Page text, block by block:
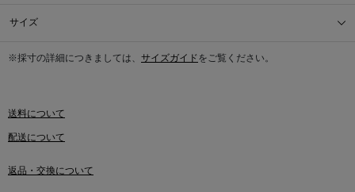
サイズ
※採寸の詳細につきましては、 サイズガイドをご覧ください。
送料について
配送について
返品・交換について